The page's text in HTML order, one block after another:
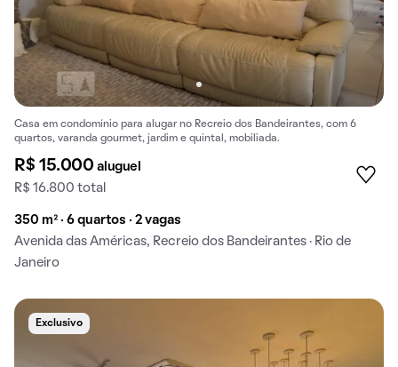
Casa em condomínio para alugar no Recreio dos Bandeirantes, com 6
quartos, varanda gourmet, jardim e quintal, mobiliada.
R$ 15.000aluguel
R$ 16.800 total
350 m² · 6 quartos · 2 vagas
Avenida das Américas, Recreio dos Bandeirantes · Rio de
Janeiro
Exclusivo